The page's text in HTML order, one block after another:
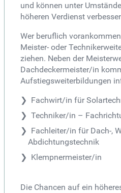
und können unter
höheren Verdienst
Wer beruflich
Meister- oder
ziehen. Neben der
Dachdeckermeister/in
Aufstiegsweiterbildungen
Fachwirt/in für
Techniker/in –
Fachleiter/in für Dach-,
Abdichtungstechnik
Klempnermeister/in
Die Chancen auf ein